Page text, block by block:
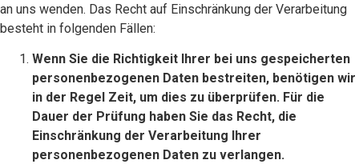
an uns wenden. Das Recht auf Einschränkung der Verarbeitung
besteht in folgenden Fällen:
Wenn Sie die Richtigkeit Ihrer bei uns gespeicherten
personenbezogenen Daten bestreiten, benötigen wir
in der Regel Zeit, um dies zu überprüfen. Für die
Dauer der Prüfung haben Sie das Recht, die
Einschränkung der Verarbeitung Ihrer
personenbezogenen Daten zu verlangen.